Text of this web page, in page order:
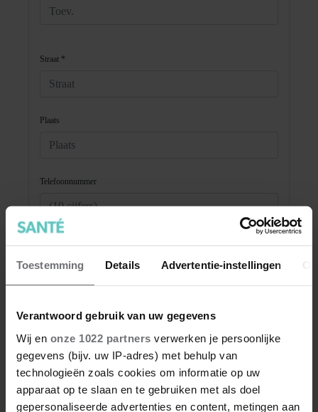
Toestemming Details Advertentie-instellingen
Verantwoord gebruik van uw gegevens
Wij en onze 1022 partners verwerken je persoonlijke
gegevens (bijv. uw IP-adres) met behulp van
technologieën zoals cookies om informatie op uw
apparaat op te slaan en te gebruiken met als doel
gepersonaliseerde advertenties en content, metingen aan